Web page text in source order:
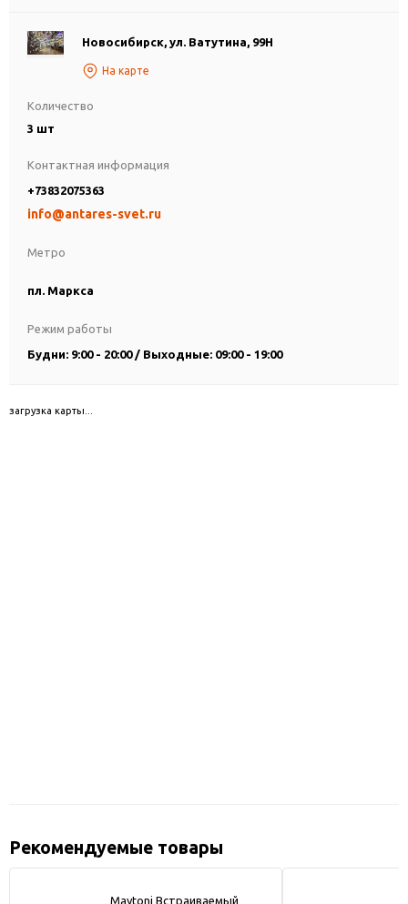
Новосибирск, ул. Ватутина, 99Н
На карте
Количество
3 шт
Метро
пл. Маркса
Контактная информация
+73832075363
info@antares-svet.ru
Режим работы
Будни: 9:00 - 20:00 / Выходные: 09:00 - 19:00
загрузка карты...
Рекомендуемые товары
Maytoni Встраиваемый